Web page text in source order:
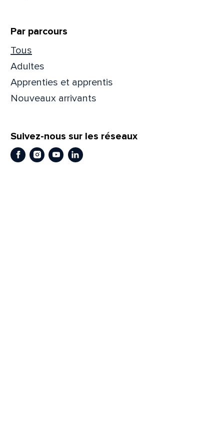
Par parcours
Tous
Adultes
Apprenties et apprentis
Nouveaux arrivants
Suivez-nous sur les réseaux
Facebook
Instagram
YoutubeLinkedIn